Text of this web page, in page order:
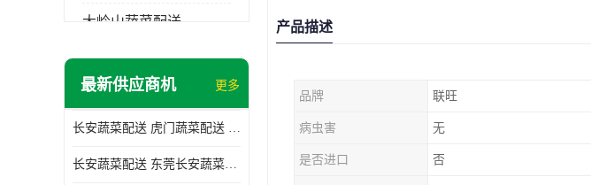
大岭山蔬菜配送
长安蔬菜配送
最新供应商机 更多
长安蔬菜配送 虎门蔬菜配送 厚街蔬菜配送 大朗蔬菜配送
长安蔬菜配送 东莞长安蔬菜配送哪家好
产品描述
品牌 联旺
病虫害 无
是否进口 否